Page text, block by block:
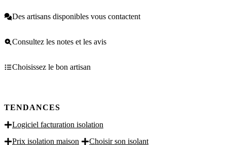
Des artisans disponibles vous contactent
Consultez les notes et les avis
Choisissez le bon artisan
TENDANCES
Logiciel facturation isolation
Prix isolation maison
Choisir son isolant